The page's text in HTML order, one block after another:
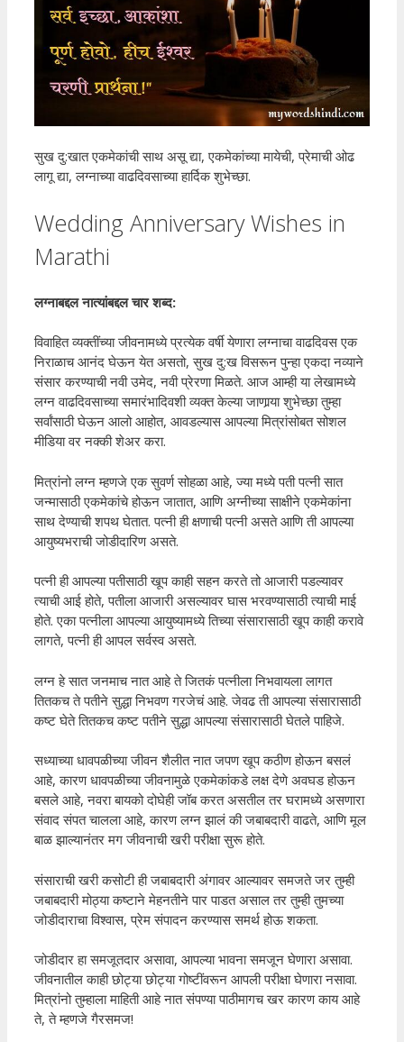
सुख दु:खात एकमेकांची साथ असू द्या, एकमेकांच्या मायेची, प्रेमाची ओढ
लागू द्या, लग्नाच्या वाढदिवसाच्या हार्दिक शुभेच्छा.
Wedding Anniversary Wishes in
Marathi
लग्नाबद्दल नात्यांबद्दल चार शब्द:
विवाहित व्यक्तींच्या जीवनामध्ये प्रत्येक वर्षी येणारा लग्नाचा वाढदिवस एक
निराळाच आनंद घेऊन येत असतो, सुख दु:ख विसरून पुन्हा एकदा नव्याने
संसार करण्याची नवी उमेद, नवी प्रेरणा मिळते. आज आम्ही या लेखामध्ये
लग्न वाढदिवसाच्या समारंभादिवशी व्यक्त केल्या जाणार्‍या शुभेच्छा तुम्हा
सर्वांसाठी घेऊन आलो आहोत, आवडल्यास आपल्या मित्रांसोबत सोशल
मीडिया वर नक्की शेअर करा.
मित्रांनो लग्न म्हणजे एक सुवर्ण सोहळा आहे, ज्या मध्ये पती पत्नी सात
जन्मासाठी एकमेकांचे होऊन जातात, आणि अग्नीच्या साक्षीने एकमेकांना
साथ देण्याची शपथ घेतात. पत्नी ही क्षणाची पत्नी असते आणि ती आपल्या
आयुष्यभराची जोडीदारिण असते.
पत्नी ही आपल्या पतीसाठी खूप काही सहन करते तो आजारी पडल्यावर
त्याची आई होते, पतीला आजारी असल्यावर घास भरवण्यासाठी त्याची माई
होते. एका पत्नीला आपल्या आयुष्यामध्ये तिच्या संसारासाठी खूप काही करावे
लागते, पत्नी ही आपल सर्वस्व असते.
लग्न हे सात जनमाच नात आहे ते जितकं पत्नीला निभवायला लागत
तितकच ते पतीने सुद्धा निभवण गरजेचं आहे. जेवढ ती आपल्या संसारासाठी
कष्ट घेते तितकच कष्ट पतीने सुद्धा आपल्या संसारासाठी घेतले पाहिजे.
सध्याच्या धावपळीच्या जीवन शैलीत नात जपण खूप कठीण होऊन बसलं
आहे, कारण धावपळीच्या जीवनामुळे एकमेकांकडे लक्ष देणे अवघड होऊन
बसले आहे, नवरा बायको दोघेही जॉब करत असतील तर घरामध्ये असणारा
संवाद संपत चालला आहे, कारण लग्न झालं की जबाबदारी वाढते, आणि मूल
बाळ झाल्यानंतर मग जीवनाची खरी परीक्षा सुरू होते.
संसाराची खरी कसोटी ही जबाबदारी अंगावर आल्यावर समजते जर तुम्ही
जबाबदारी मोठ्या कष्टाने मेहनतीने पार पाडत असाल तर तुम्ही तुमच्या
जोडीदाराचा विश्वास, प्रेम संपादन करण्यास समर्थ होऊ शकता.
जोडीदार हा समजूतदार असावा, आपल्या भावना समजून घेणारा असावा.
जीवनातील काही छोट्या छोट्या गोष्टींवरून आपली परीक्षा घेणारा नसावा.
मित्रांनो तुम्हाला माहिती आहे नात संपण्या पाठीमागच खर कारण काय आहे
ते, ते म्हणजे गैरसमज!